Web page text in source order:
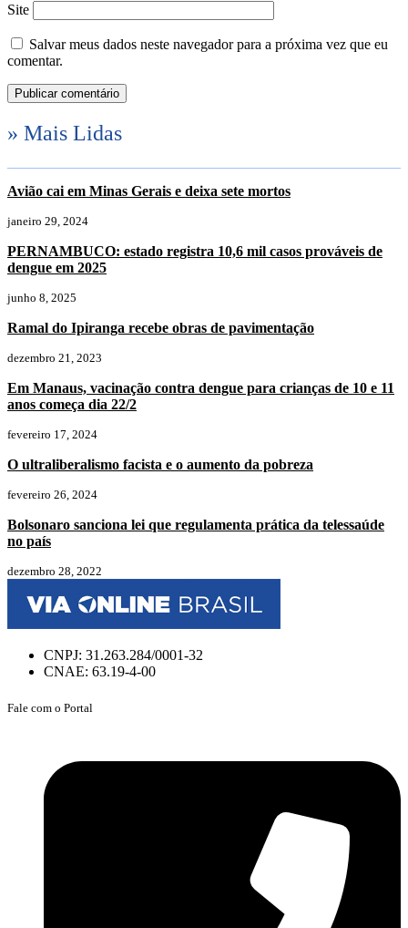
Site
Salvar meus dados neste navegador para a próxima vez que eu
comentar.
» Mais Lidas
Avião cai em Minas Gerais e deixa sete mortos
janeiro 29, 2024
PERNAMBUCO: estado registra 10,6 mil casos prováveis de
dengue em 2025
junho 8, 2025
Ramal do Ipiranga recebe obras de pavimentação
dezembro 21, 2023
Em Manaus, vacinação contra dengue para crianças de 10 e 11
anos começa dia 22/2
fevereiro 17, 2024
O ultraliberalismo facista e o aumento da pobreza
fevereiro 26, 2024
Bolsonaro sanciona lei que regulamenta prática da telessaúde
no país
dezembro 28, 2022
CNPJ: 31.263.284/0001-32
CNAE: 63.19-4-00
Fale com o Portal